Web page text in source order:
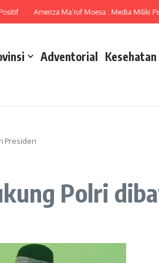
Ameriza Ma’ruf Moesa : Media Miliki Peran
Adventorial Kesehatan
Presiden
Polri